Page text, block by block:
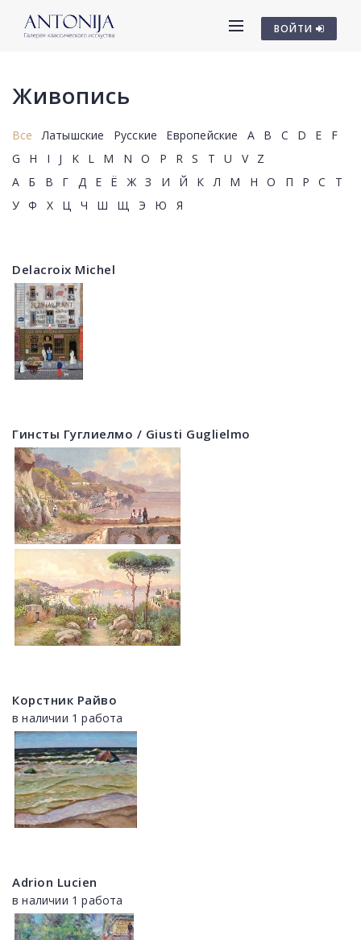
ВОЙТИ
Живопись
Все Латышские Русские Европейские A B C D E
F
G
H I J K L M N O P R S T U V
Z
А
Б В Г Д Е Ё Ж З И Й К Л М Н О П Р С
Т
У
Ф Х Ц Ч Ш Щ Э Ю Я
Delacroix Michel
Гинсты Гуглиелмо / Giusti Guglielmo
Корстник Райво
в наличии 1 работа
Adrion Lucien
в наличии 1 работа